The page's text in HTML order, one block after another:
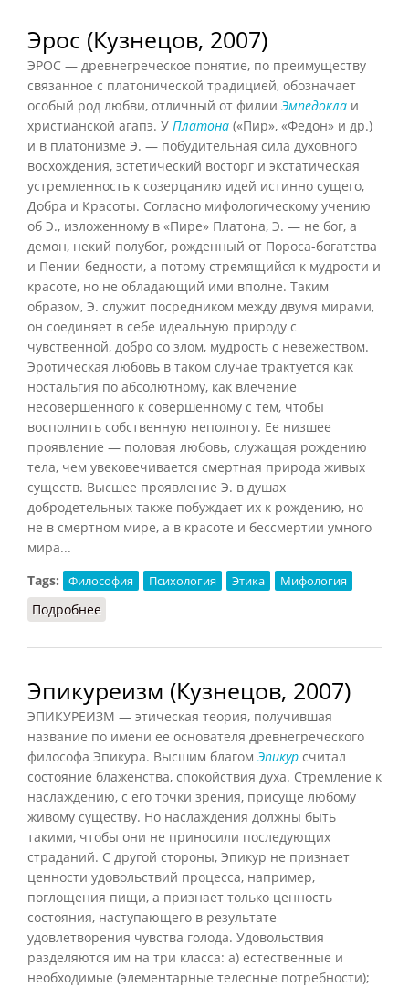
Эрос (Кузнецов, 2007)
ЭРОС — древнегреческое понятие, по преимуществу
связанное с платонической традицией, обозначает
особый род любви, отличный от филии Эмпедокла и
христианской агапэ. У Платона («Пир», «Федон» и др.)
и в платонизме Э. — побудительная сила духовного
восхождения, эстетический восторг и экстатическая
устремленность к созерцанию идей истинно сущего,
Добра и Красоты. Согласно мифологическому учению
об Э., изложенному в «Пире» Платона, Э. — не бог, а
демон, некий полубог, рожденный от Пороса-богатства
и Пении-бедности, а потому стремящийся к мудрости и
красоте, но не обладающий ими вполне. Таким
образом, Э. служит посредником между двумя мирами,
он соединяет в себе идеальную природу с
чувственной, добро со злом, мудрость с невежеством.
Эротическая любовь в таком случае трактуется как
ностальгия по абсолютному, как влечение
несовершенного к совершенному с тем, чтобы
восполнить собственную неполноту. Ее низшее
проявление — половая любовь, служащая рождению
тела, чем увековечивается смертная природа живых
существ. Высшее проявление Э. в душах
добродетельных также побуждает их к рождению, но
не в смертном мире, а в красоте и бессмертии умного
мира...
Tags:
Философия Психология Этика Мифология
Подробнее
Эпикуреизм (Кузнецов, 2007)
ЭПИКУРЕИЗМ — этическая теория, получившая
название по имени ее основателя древнегреческого
философа Эпикура. Высшим благом Эпикур считал
состояние блаженства, спокойствия духа. Стремление к
наслаждению, с его точки зрения, присуще любому
живому существу. Но наслаждения должны быть
такими, чтобы они не приносили последующих
страданий. С другой стороны, Эпикур не признает
ценности удовольствий процесса, например,
поглощения пищи, а признает только ценность
состояния, наступающего в результате
удовлетворения чувства голода. Удовольствия
разделяются им на три класса: а) естественные и
необходимые (элементарные телесные потребности);